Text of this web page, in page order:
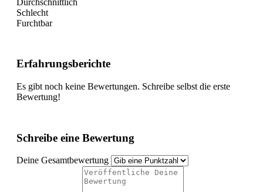
Durchschnittlich
Schlecht
Furchtbar
Erfahrungsberichte
Es gibt noch keine Bewertungen. Schreibe selbst die erste
Bewertung!
Schreibe eine Bewertung
Deine Gesamtbewertung